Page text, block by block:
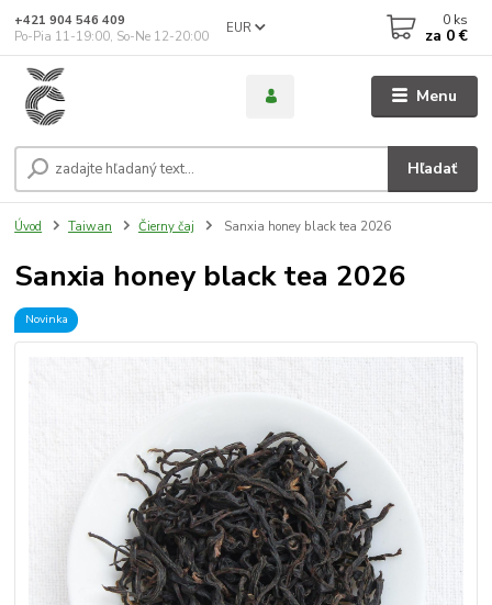
Menu
EUR
Hľadať
+421 904 546 409
Po-Pia 11-19:00, So-Ne 12-20:00
0 ks
za 0 €
Úvod Taiwan Čierny čaj Sanxia honey black tea 2026
Sanxia honey black tea 2026
Novinka